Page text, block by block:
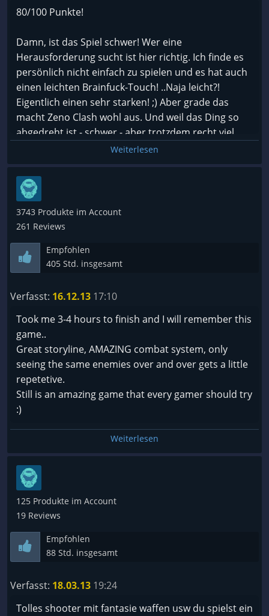
80/100 Punkte!
Damn, ist das Spiel schwer! Wer eine
Herausforderung sucht ist hier richtig. Ich finde es
persönlich nicht einfach zu spielen und es hat auch
einen leichten Brainfuck-Touch! ..Naja leicht?!
Eigentlich einen sehr starken! ;) Aber grade das
macht Zeno Clash wohl aus. Und weil das Ding so
abgedreht ist - schwer - aber trotzdem recht viel
Spaß macht, bekommt es von mir auch eine
Empfehlung.
Ich habe es geschenkt bekommen und würde
zumindest keine Fortsetzung kaufen, weil ich an
diesem Teil schon so hart zu knabbern hab, das dies
Das Genre ist schwer zu beschreiben, es ist ein Ego-
Brrainfuck-World.. ja.. das ist es ^^
Weiterlesen
3743 Produkte im Account
261 Reviews
Empfohlen
405 Std. insgesamt
Verfasst: 16.12.13 17:10
Took me 3-4 hours to finish and I will remember this
game..
Great storyline, AMAZING combat system, only
seeing the same enemies over and over gets a little
repetetive.
Still is an amazing game that every gamer should try
:)
Weiterlesen
125 Produkte im Account
19 Reviews
Empfohlen
88 Std. insgesamt
Verfasst: 18.03.13 19:24
Tolles shooter mit fantasie waffen usw du spielst ein